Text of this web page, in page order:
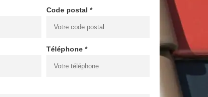
Code postal *
Téléphone *